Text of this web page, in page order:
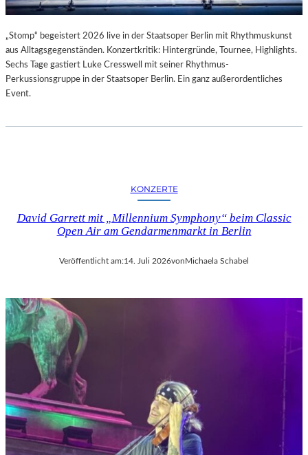
„Stomp“ begeistert 2026 live in der Staatsoper Berlin mit Rhythmuskunst
aus Alltagsgegenständen. Konzertkritik: Hintergründe, Tournee, Highlights.
Sechs Tage gastiert Luke Cresswell mit seiner Rhythmus-
Perkussionsgruppe in der Staatsoper Berlin. Ein ganz außerordentliches
Event.
KONZERTE
David Garrett mit „Millennium Symphony“ beim Classic
Open Air am Gendarmenmarkt in Berlin
Veröffentlicht am:14. Juli 2026vonMichaela Schabel